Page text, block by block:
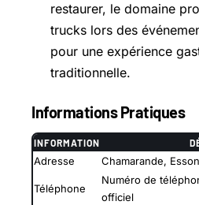
restaurer, le domaine
trucks lors des
pour une expérience
traditionnelle.
Informations Pratiques
INFORMATION
Adresse Chamarande,
Téléphone
Numéro de
officiel